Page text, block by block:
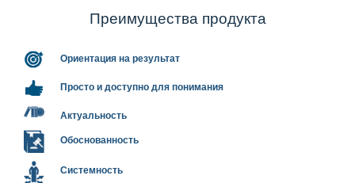
Преимущества продукта
Ориентация на результат
Просто и доступно для понимания
Актуальность
Обоснованность
Системность